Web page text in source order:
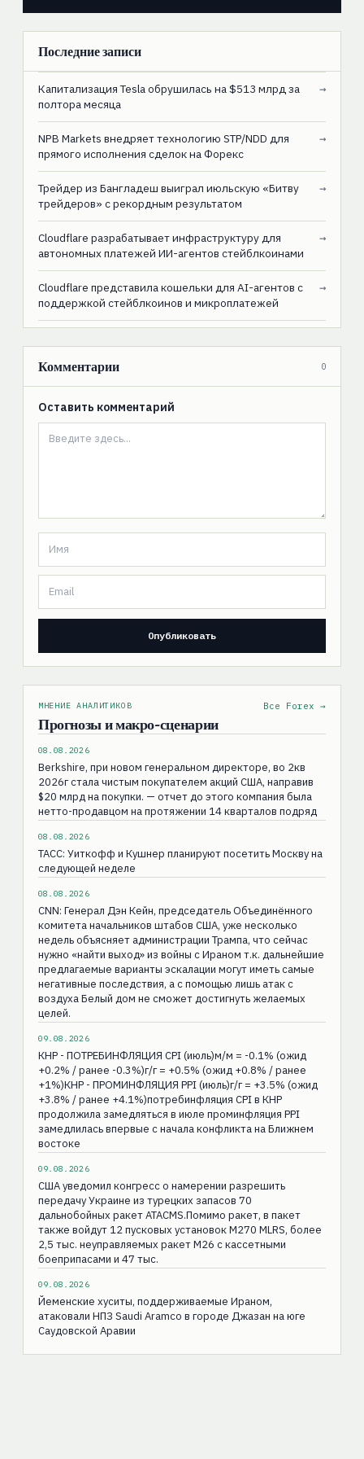
Последние записи
Капитализация Tesla обрушилась на $513 млрд за
полтора месяца
→
NPB Markets внедряет технологию STP/NDD для
прямого исполнения сделок на Форекс
→
Трейдер из Бангладеш выиграл июльскую «Битву
трейдеров» с рекордным результатом
→
Cloudflare разрабатывает инфраструктуру для
автономных платежей ИИ-агентов стейблкоинами
→
Cloudflare представила кошельки для AI-агентов с
поддержкой стейблкоинов и микроплатежей
→
Комментарии 0
Оставить комментарий
МНЕНИЕ АНАЛИТИКОВ
Прогнозы и макро-сценарии
Все Forex →
08.08.2026
Berkshire, при новом генеральном директоре, во 2кв
2026г стала чистым покупателем акций США, направив
$20 млрд на покупки. — отчет до этого компания была
нетто-продавцом на протяжении 14 кварталов подряд
08.08.2026
ТАСС: Уиткофф и Кушнер планируют посетить Москву на
следующей неделе
08.08.2026
CNN: Генерал Дэн Кейн, председатель Объединённого
комитета начальников штабов США, уже несколько
недель объясняет администрации Трампа, что сейчас
нужно «найти выход» из войны с Ираном т.к. дальнейшие
предлагаемые варианты эскалации могут иметь самые
негативные последствия, а с помощью лишь атак с
воздуха Белый дом не сможет достигнуть желаемых
целей.
09.08.2026
КНР - ПОТРЕБИНФЛЯЦИЯ CPI (июль)м/м = -0.1% (ожид
+0.2% / ранее -0.3%)г/г = +0.5% (ожид +0.8% / ранее
+1%)КНР - ПРОМИНФЛЯЦИЯ РPI (июль)г/г = +3.5% (ожид
+3.8% / ранее +4.1%)потребинфляция CPI в КНР
продолжила замедляться в июле проминфляция PPI
замедлилась впервые с начала конфликта на Ближнем
востоке
09.08.2026
США уведомил конгресс о намерении разрешить
передачу Украине из турецких запасов 70
дальнобойных ракет ATACMS.Помимо ракет, в пакет
также войдут 12 пусковых установок M270 MLRS, более
2,5 тыс. неуправляемых ракет M26 с кассетными
боеприпасами и 47 тыс.
09.08.2026
Йеменские хуситы, поддерживаемые Ираном,
атаковали НПЗ Saudi Aramco в городе Джазан на юге
Саудовской Аравии